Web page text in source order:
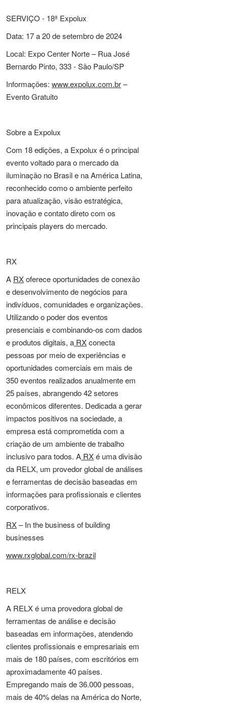
SERVIÇO - 18ª Expolux
Data: 17 a 20 de setembro de 2024
Local: Expo Center Norte – Rua José
Bernardo Pinto, 333 - São Paulo/SP
Informações: www.expolux.com.br–
Evento Gratuito
Sobre a Expolux
Com 18 edições, a Expolux é o principal
evento voltado para o mercado da
iluminação no Brasil e na América Latina,
reconhecido como o ambiente perfeito
para atualização, visão estratégica,
inovação e contato direto com os
principais players do mercado.
RX
A RXoferece oportunidades de conexão
e desenvolvimento de negócios para
indivíduos, comunidades e organizações.
Utilizando o poder dos eventos
presenciais e combinando-os com dados
e produtos digitais, a RXconecta
pessoas por meio de experiências e
oportunidades comerciais em mais de
350 eventos realizados anualmente em
25 países, abrangendo 42 setores
econômicos diferentes. Dedicada a gerar
impactos positivos na sociedade, a
empresa está comprometida com a
criação de um ambiente de trabalho
inclusivo para todos. A RXé uma divisão
da RELX, um provedor global de análises
e ferramentas de decisão baseadas em
informações para profissionais e clientes
corporativos.
RX– In the business of building
businesses
www.rxglobal.com/rx-brazil
RELX
A RELX é uma provedora global de
ferramentas de análise e decisão
baseadas em informações, atendendo
clientes profissionais e empresariais em
mais de 180 países, com escritórios em
aproximadamente 40 países.
Empregando mais de 36.000 pessoas,
mais de 40% delas na América do Norte,